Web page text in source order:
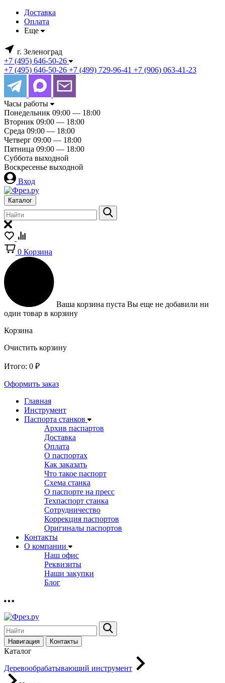
Доставка
Оплата
Еще
г. Зеленоград
+7 (495) 646-50-26
+7 (495) 646-50-26 +7 (499) 729-96-41 +7 (906) 063-41-23
Часы работы
Понедельник 09:00 — 18:00
Вторник 09:00 — 18:00
Среда 09:00 — 18:00
Четверг 09:00 — 18:00
Пятница 09:00 — 18:00
Суббота выходной
Воскресенье выходной
Вход
Каталог
0 Корзина
Ваша корзина пуста Вы еще не добавили ни
один товар в корзину
Корзина
Очистить корзину
Итого: 0 ₽
Оформить заказ
Главная
Инструмент
Паспорта станков
Архив паспартов
Доставка
Оплата
О паспортах
Как заказать
Что такое паспорт
Схема станка
О паспорте на пресс
Техпаспорт станка
Сотрудничество
Коррекция паспортов
Оригиналы паспортов
Контакты
О компании
Наш офис
Реквизиты
Наши закупки
Блог
Навигация Контакты
Каталог
Деревообрабатывающий инструмент